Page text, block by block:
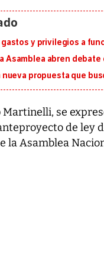
y privilegios a
Asamblea abren
propuesta que
se
de ley
la Asamblea